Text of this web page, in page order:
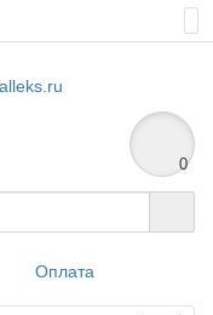
0
Оплата